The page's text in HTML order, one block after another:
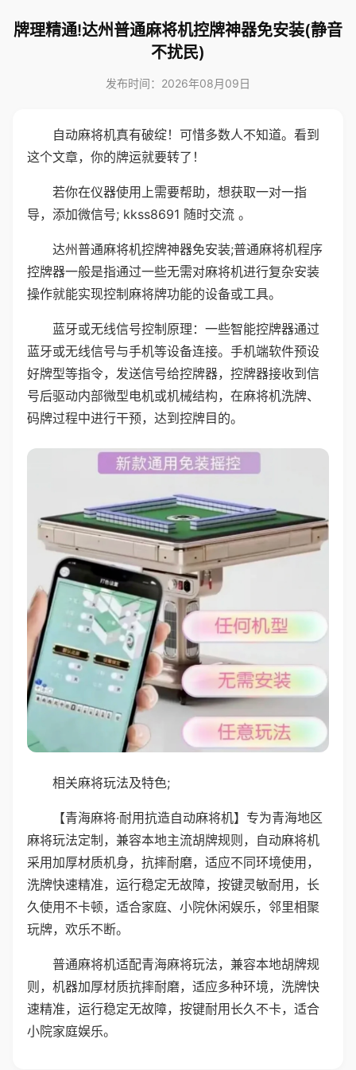
牌理精通!达州普通麻将机控牌神器免安装(静音
不扰民)
发布时间：2026年08月09日
自动麻将机真有破绽！可惜多数人不知道。看到
这个文章，你的牌运就要转了！
若你在仪器使用上需要帮助，想获取一对一指
导，添加微信号; kkss8691 随时交流 。
达州普通麻将机控牌神器免安装;普通麻将机程序
控牌器一般是指通过一些无需对麻将机进行复杂安装
操作就能实现控制麻将牌功能的设备或工具。
蓝牙或无线信号控制原理：一些智能控牌器通过
蓝牙或无线信号与手机等设备连接。手机端软件预设
好牌型等指令，发送信号给控牌器，控牌器接收到信
号后驱动内部微型电机或机械结构，在麻将机洗牌、
码牌过程中进行干预，达到控牌目的。
相关麻将玩法及特色;
【青海麻将·耐用抗造自动麻将机】专为青海地区
麻将玩法定制，兼容本地主流胡牌规则，自动麻将机
采用加厚材质机身，抗摔耐磨，适应不同环境使用，
洗牌快速精准，运行稳定无故障，按键灵敏耐用，长
久使用不卡顿，适合家庭、小院休闲娱乐，邻里相聚
玩牌，欢乐不断。
普通麻将机适配青海麻将玩法，兼容本地胡牌规
则，机器加厚材质抗摔耐磨，适应多种环境，洗牌快
速精准，运行稳定无故障，按键耐用长久不卡，适合
小院家庭娱乐。